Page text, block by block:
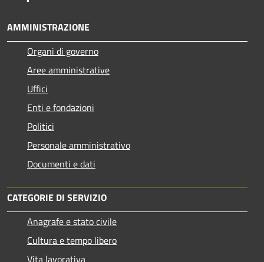
AMMINISTRAZIONE
Organi di governo
Aree amministrative
Uffici
Enti e fondazioni
Politici
Personale amministrativo
Documenti e dati
CATEGORIE DI SERVIZIO
Anagrafe e stato civile
Cultura e tempo libero